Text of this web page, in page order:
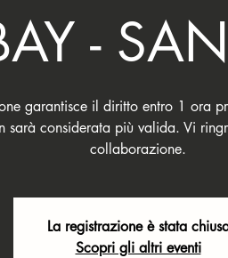
-
garantisce il diritto entro 1 ora
sarà considerata più valida. Vi
collaborazione.
La registrazione è stata
Scopri gli altri eventi